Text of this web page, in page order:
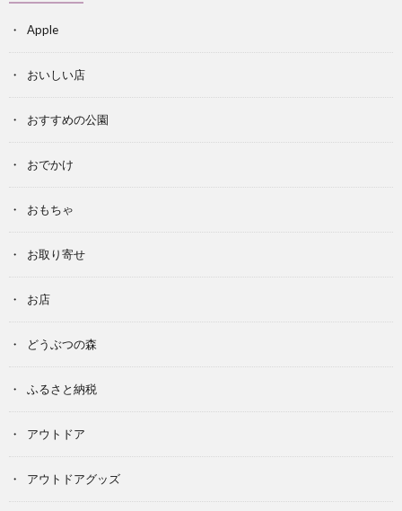
Apple
おいしい店
おすすめの公園
おでかけ
おもちゃ
お取り寄せ
お店
どうぶつの森
ふるさと納税
アウトドア
アウトドアグッズ